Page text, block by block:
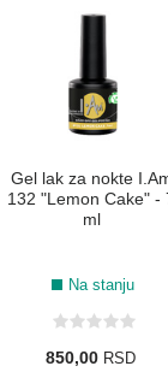
Gel lak za nokte
132 "Lemon Cake" -
ml
Na stanju
850,00 RSD